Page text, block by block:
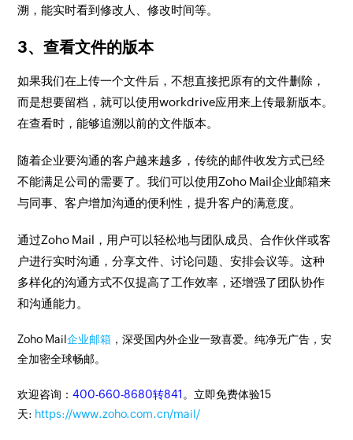
溯，能实时看到修改人、修改时间等。
3、查看文件的版本
如果我们在上传一个文件后，不想直接把原有的文件删除，
而是想要留档，就可以使用workdrive应用来上传最新版本。
在查看时，能够追溯以前的文件版本。
随着企业要沟通的客户越来越多，传统的邮件收发方式已经
不能满足公司的需要了。我们可以使用Zoho Mail企业邮箱来
与同事、客户增加沟通的便利性，提升客户的满意度。
通过Zoho Mail，用户可以轻松地与团队成员、合作伙伴或客
户进行实时沟通，分享文件、讨论问题、安排会议等。这种
多样化的沟通方式不仅提高了工作效率，还增强了团队协作
和沟通能力。
Zoho Mail企业邮箱 ，深受国内外企业一致喜爱。纯净无广告，安
全加密全球畅邮。
欢迎咨询：400-660-8680转841 。立即免费体验15
天: https://www.zoho.com.cn/mail/